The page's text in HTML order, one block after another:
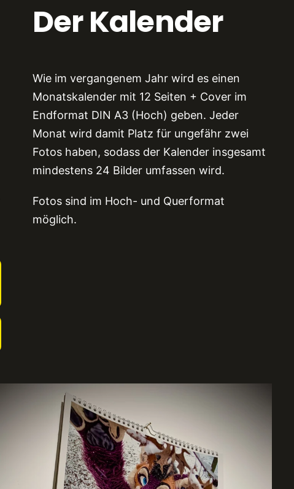
Der Kalender
Wie im vergangenem Jahr wird es einen
Monatskalender mit 12 Seiten + Cover im
Endformat DIN A3 (Hoch) geben. Jeder
Monat wird damit Platz für ungefähr zwei
Fotos haben, sodass der Kalender insgesamt
mindestens 24 Bilder umfassen wird.
Fotos sind im Hoch- und Querformat
möglich.